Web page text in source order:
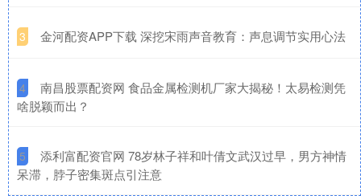
3 ​金河配资APP下载 深挖宋雨声音教育：声息调节实用心法
4
​南昌股票配资网 食品金属检测机厂家大揭秘！太易检测凭
啥脱颖而出？
5
​添利富配资官网 78岁林子祥和叶倩文武汉过早，男方神情
呆滞，脖子密集斑点引注意